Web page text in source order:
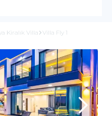
Kiralık Villa Villa Fly 1